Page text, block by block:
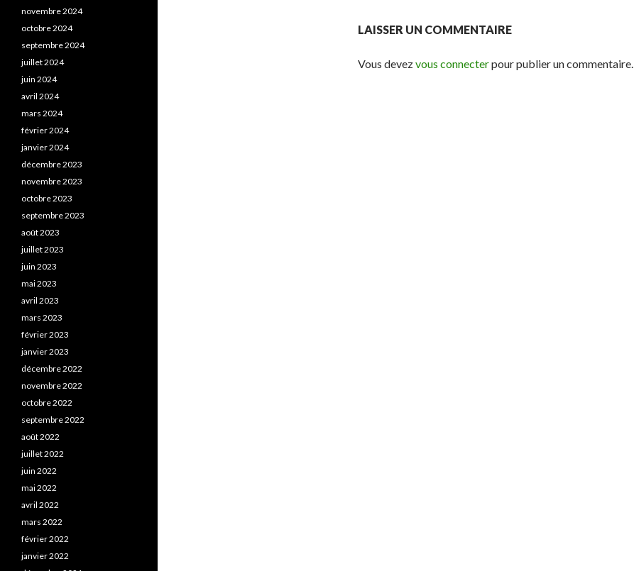
LAISSER UN COMMENTAIRE
Vous devezvous connecterpour publier un commentaire.
novembre 2024
octobre 2024
septembre 2024
juillet 2024
juin 2024
avril 2024
mars 2024
février 2024
janvier 2024
décembre 2023
novembre 2023
octobre 2023
septembre 2023
août 2023
juillet 2023
juin 2023
mai 2023
avril 2023
mars 2023
février 2023
janvier 2023
décembre 2022
novembre 2022
octobre 2022
septembre 2022
août 2022
juillet 2022
juin 2022
mai 2022
avril 2022
mars 2022
février 2022
janvier 2022